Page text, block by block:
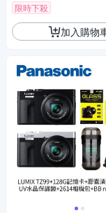
限時下殺
加入購物